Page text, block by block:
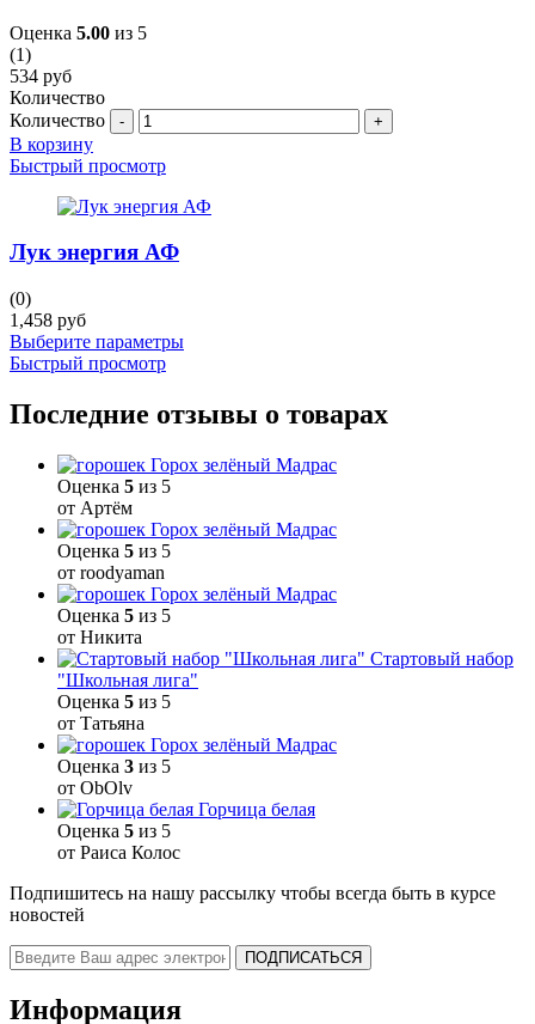
Оценка 5.00 из 5
(1)
534 руб
Количество
Количество
В корзину
Быстрый просмотр
Лук энергия АФ
(0)
1,458 руб
Выберите параметры
Быстрый просмотр
Последние отзывы о товарах
Горох зелёный Мадрас
Оценка 5 из 5
от Артём
Горох зелёный Мадрас
Оценка 5 из 5
от roodyaman
Горох зелёный Мадрас
Оценка 5 из 5
от Никита
Стартовый набор
"Школьная лига"
Оценка 5 из 5
от Татьяна
Горох зелёный Мадрас
Оценка 3 из 5
от ОbOlv
Горчица белая
Оценка 5 из 5
от Раиса Колос
Подпишитесь на нашу рассылку чтобы всегда быть в курсе
новостей
Информация